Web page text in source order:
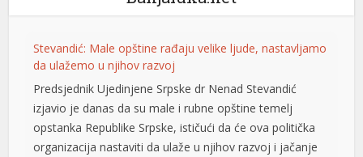
Stevandić: Male opštine rađaju velike ljude, nastavljamo
da ulažemo u njihov razvoj
Predsjednik Ujedinjene Srpske dr Nenad Stevandić
izjavio je danas da su male i rubne opštine temelj
opstanka Republike Srpske, ističući da će ova politička
organizacija nastaviti da ulaže u njihov razvoj i jačanje